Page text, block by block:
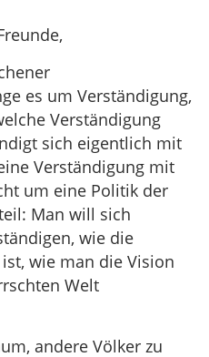
es um Verständigung,
Verständigung
sich eigentlich mit
Verständigung mit
um eine Politik der
Man will sich
wie die
wie man die Vision
Welt
andere Völker zu